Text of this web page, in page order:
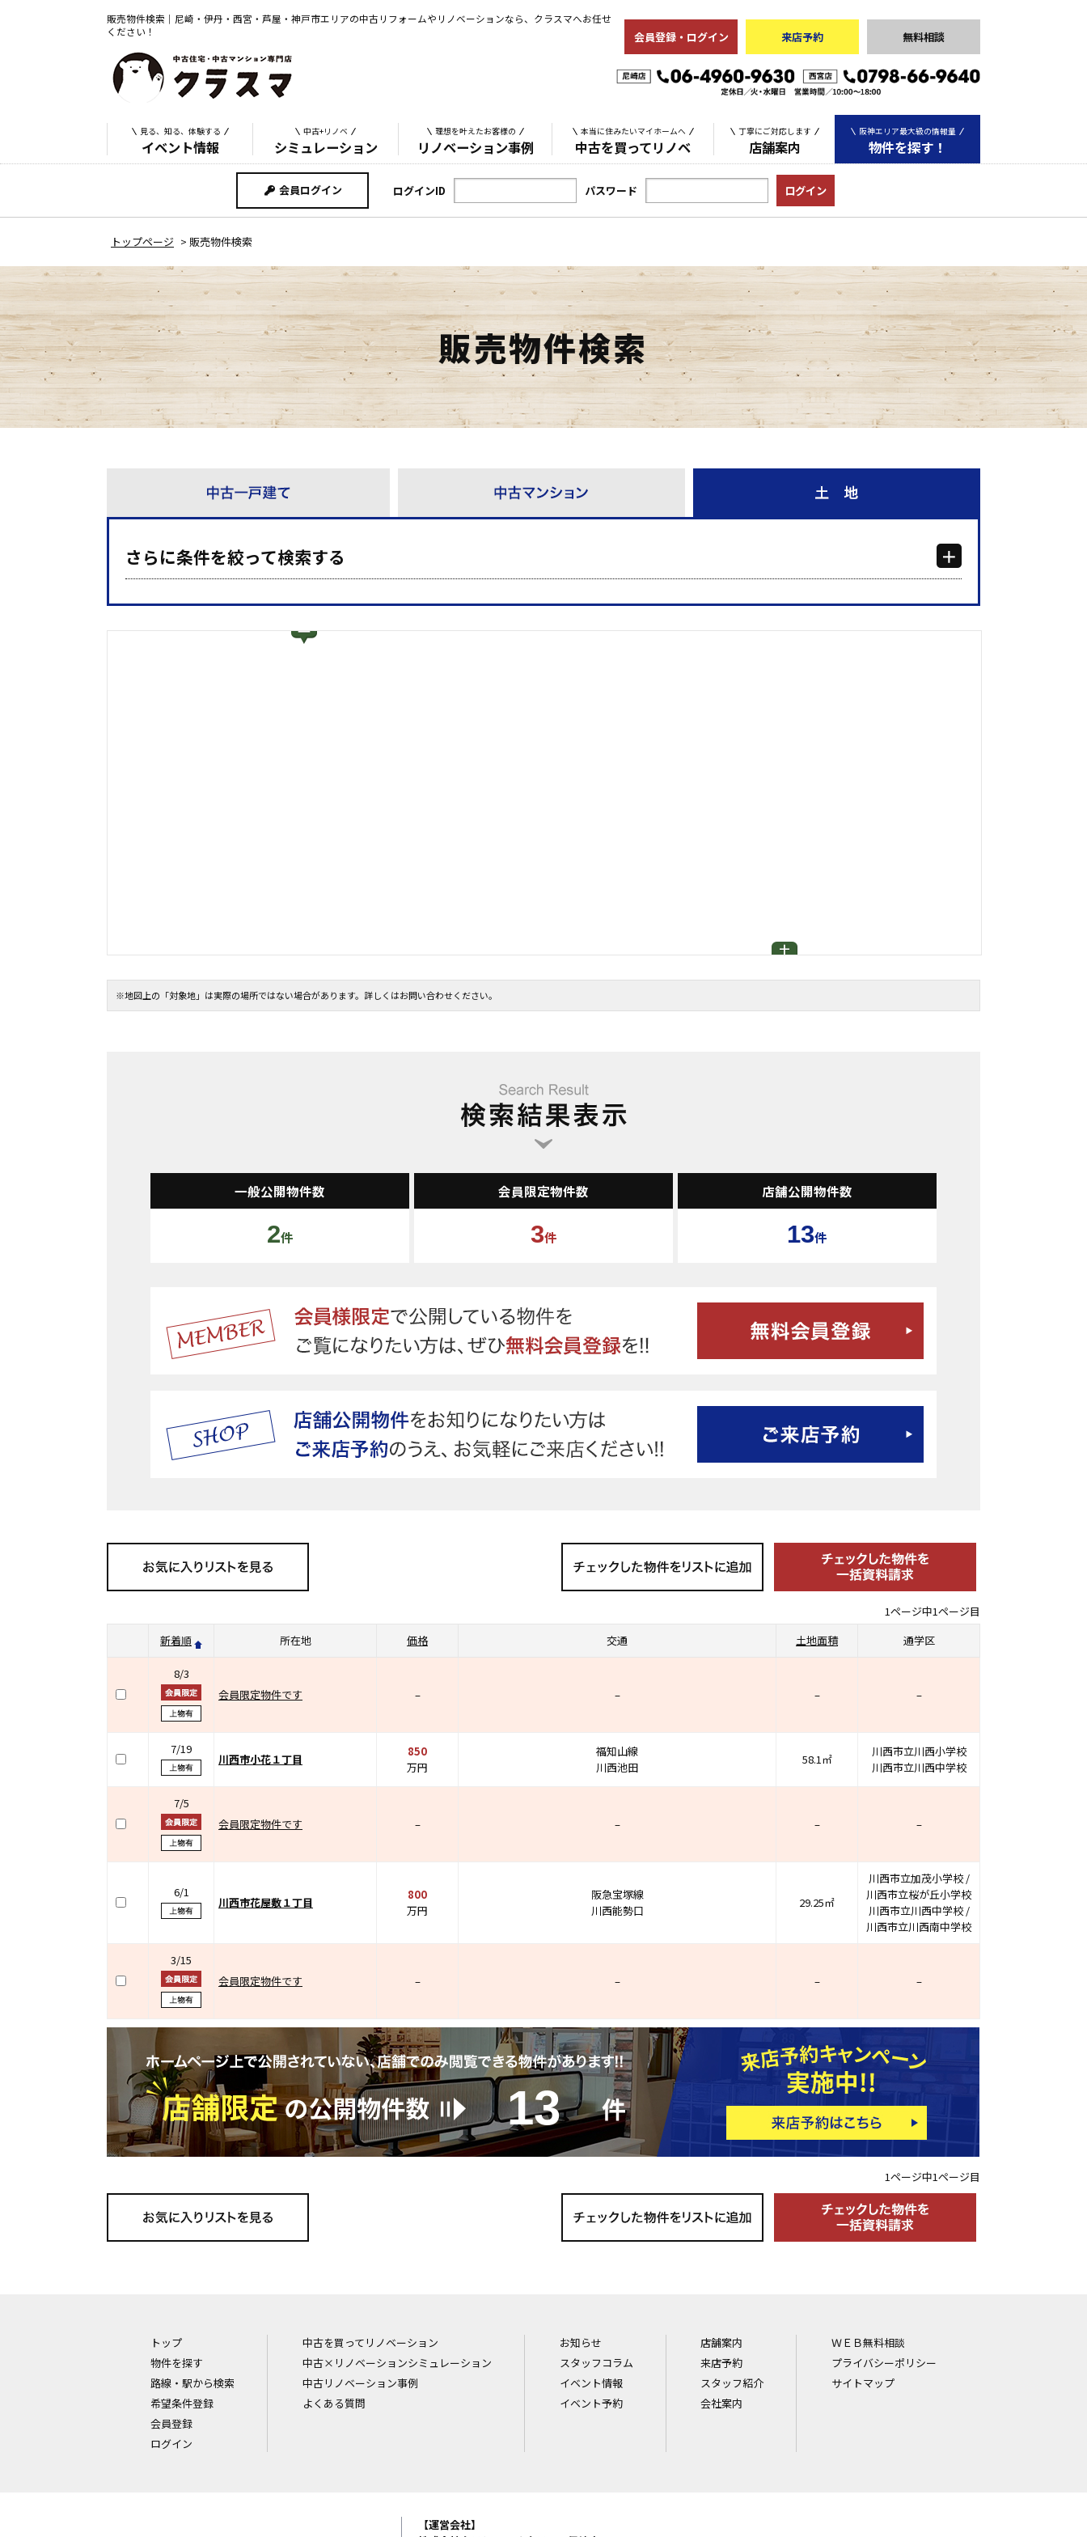
販売物件検索｜尼崎・伊丹・西宮・芦屋・神戸市エリアの中古リフォームやリノベーションなら、クラスマへお任せ
ください！
会員登録・ログイン 来店予約 無料相談
見る、知る、体験する
イベント情報
中古+リノベ
シミュレーション
理想を叶えたお客様の
リノベーション事例
本当に住みたいマイホームへ
中古を買ってリノベ
丁寧にご対応します
店舗案内
阪神エリア最大級の情報量
物件を探す！
会員ログイン ログインID パスワード
トップページ > 販売物件検索
販売物件検索
さらに条件を絞って検索する
※地図上の「対象地」は実際の場所ではない場合があります。詳しくはお問い合わせください。
一般公開物件数
2件
会員限定物件数
3件
店舗公開物件数
13件
1ページ中1ページ目
新着順
所在地 価格 交通 土地面積 通学区
8/3
会員限定物件です
– – – –
7/19
川西市小花１丁目
850
万円
福知山線
川西池田
58.1㎡
川西市立川西小学校
川西市立川西中学校
7/5
会員限定物件です
– – – –
6/1
川西市花屋敷１丁目
800
万円
阪急宝塚線
川西能勢口
29.25㎡
川西市立加茂小学校 /
川西市立桜が丘小学校
川西市立川西中学校 /
川西市立川西南中学校
3/15
会員限定物件です
– – – –
13
1ページ中1ページ目
トップ
物件を探す
路線・駅から検索
希望条件登録
会員登録
ログイン
中古を買ってリノベーション
中古×リノベーションシミュレーション
中古リノベーション事例
よくある質問
お知らせ
スタッフコラム
イベント情報
イベント予約
店舗案内
来店予約
スタッフ紹介
会社案内
ＷＥＢ無料相談
プライバシーポリシー
サイトマップ
【運営会社】